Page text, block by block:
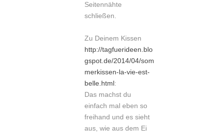
Seitennähte
schließen.
Zu Deinem Kissen
http://tagfuerideen.blo
gspot.de/2014/04/som
merkissen-la-vie-est-
belle.html:
Das machst du
einfach mal eben so
freihand und es sieht
aus, wie aus dem Ei